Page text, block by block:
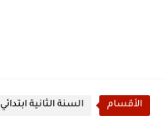
الأقسام السنة الثانية ابتدائي